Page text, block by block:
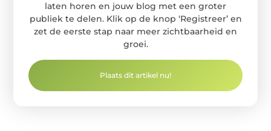
laten horen en jouw blog met een groter
publiek te delen. Klik op de knop ‘Registreer’ en
zet de eerste stap naar meer zichtbaarheid en
groei.
Plaats dit artikel nu!